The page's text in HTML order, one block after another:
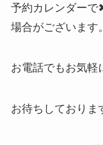
予約カレンダー
場合がございます。
お電話でもお気軽
お待ちしておりま